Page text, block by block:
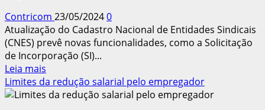
Contricom 23/05/20240
Atualização do Cadastro Nacional de Entidades Sindicais
(CNES) prevê novas funcionalidades, como a Solicitação
de Incorporação (SI)...
Leia mais
mais
sobre
Limites da redução salarial pelo empregador